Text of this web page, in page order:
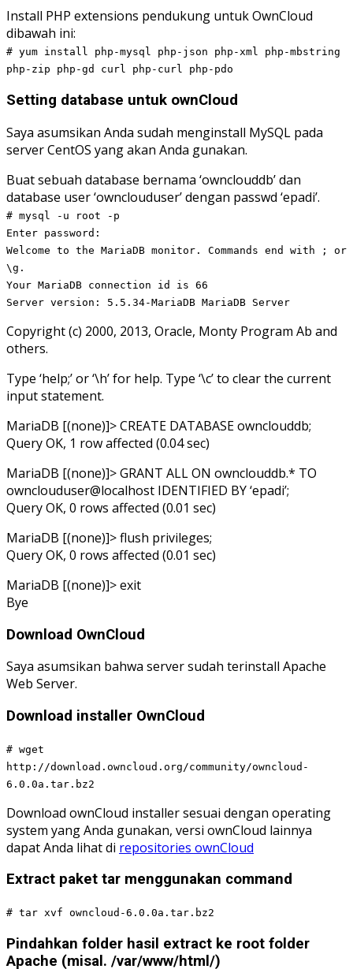
Install PHP extensions pendukung untuk OwnCloud
dibawah ini:
# yum install php-mysql php-json php-xml php-mbstring
php-zip php-gd curl php-curl php-pdo
Setting database untuk ownCloud
Saya asumsikan Anda sudah menginstall MySQL pada
server CentOS yang akan Anda gunakan.
Buat sebuah database bernama ‘ownclouddb’ dan
database user ‘ownclouduser’ dengan passwd ‘epadi’.
# mysql -u root -p
Enter password:
Welcome to the MariaDB monitor. Commands end with ; or
\g.
Your MariaDB connection id is 66
Server version: 5.5.34-MariaDB MariaDB Server
Copyright (c) 2000, 2013, Oracle, Monty Program Ab and
others.
Type ‘help;’ or ‘\h’ for help. Type ‘\c’ to clear the current
input statement.
MariaDB [(none)]> CREATE DATABASE ownclouddb;
Query OK, 1 row affected (0.04 sec)
MariaDB [(none)]> GRANT ALL ON ownclouddb.* TO
ownclouduser@localhost IDENTIFIED BY ‘epadi’;
Query OK, 0 rows affected (0.01 sec)
MariaDB [(none)]> flush privileges;
Query OK, 0 rows affected (0.01 sec)
MariaDB [(none)]> exit
Bye
Download OwnCloud
Saya asumsikan bahwa server sudah terinstall Apache
Web Server.
Download installer OwnCloud
# wget
http://download.owncloud.org/community/owncloud-
6.0.0a.tar.bz2
Download ownCloud installer sesuai dengan operating
system yang Anda gunakan, versi ownCloud lainnya
dapat Anda lihat di repositories ownCloud
Extract paket tar menggunakan command
# tar xvf owncloud-6.0.0a.tar.bz2
Pindahkan folder hasil extract ke root folder
Apache (misal. /var/www/html/)